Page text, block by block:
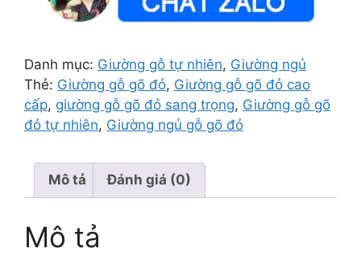
Danh mục: Giường gỗ tự nhiên, Giường ngủ
Thẻ: Giường gỗ gõ đỏ, Giường gỗ gõ đỏ cao
cấp, giường gỗ gõ đỏ sang trọng, Giường gỗ gõ
đỏ tự nhiên, Giường ngủ gỗ gõ đỏ
Mô tả Đánh giá (0)
Mô tả